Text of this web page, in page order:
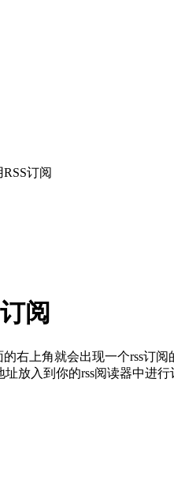
订阅
阅
右上角就会出现一个rss订阅
址放入到你的rss阅读器中进行